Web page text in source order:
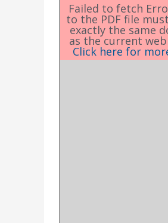
Failed to fetch
to the PDF file
exactly the same
as the current
Click here for